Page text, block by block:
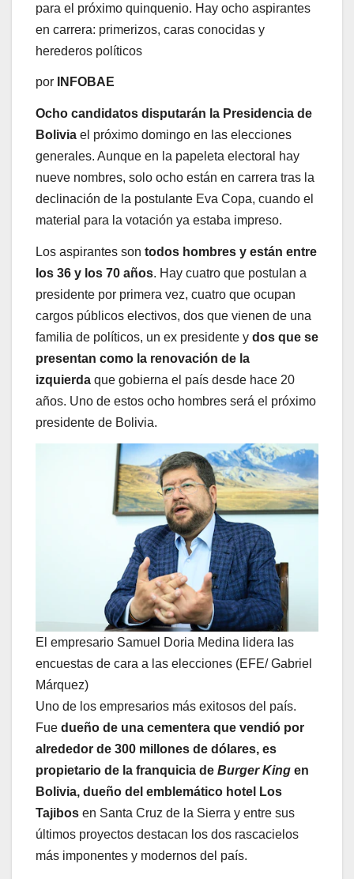
para el próximo quinquenio. Hay ocho aspirantes
en carrera: primerizos, caras conocidas y
herederos políticos
por INFOBAE
Ocho candidatos disputarán la Presidencia de
Bolivia el próximo domingo en las elecciones
generales. Aunque en la papeleta electoral hay
nueve nombres, solo ocho están en carrera tras la
declinación de la postulante Eva Copa, cuando el
material para la votación ya estaba impreso.
Los aspirantes son todos hombres y están entre
los 36 y los 70 años. Hay cuatro que postulan a
presidente por primera vez, cuatro que ocupan
cargos públicos electivos, dos que vienen de una
familia de políticos, un ex presidente y dos que se
presentan como la renovación de la
izquierda que gobierna el país desde hace 20
años. Uno de estos ocho hombres será el próximo
presidente de Bolivia.
El empresario Samuel Doria Medina lidera las
encuestas de cara a las elecciones (EFE/ Gabriel
Márquez)
Uno de los empresarios más exitosos del país.
Fue dueño de una cementera que vendió por
alrededor de 300 millones de dólares, es
propietario de la franquicia de Burger King en
Bolivia, dueño del emblemático hotel Los
Tajibos en Santa Cruz de la Sierra y entre sus
últimos proyectos destacan los dos rascacielos
más imponentes y modernos del país.